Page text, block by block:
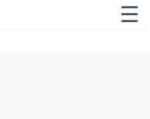
☰